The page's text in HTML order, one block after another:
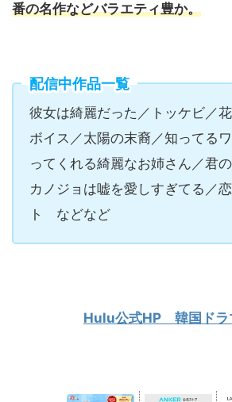
番の名作などバラエティ豊か。
配信中作品一覧
彼女は綺麗だった／トッケビ／
ボイス／太陽の末裔／知ってる
ってくれる綺麗なお姉さん／君
カノジョは嘘を愛しすぎてる／
ト などなど
Hulu公式HP 韓国ドラ